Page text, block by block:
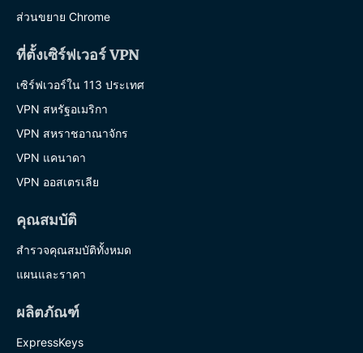
ส่วนขยาย Chrome
ที่ตั้งเซิร์ฟเวอร์ VPN
เซิร์ฟเวอร์ใน 113 ประเทศ
VPN สหรัฐอเมริกา
VPN สหราชอาณาจักร
VPN แคนาดา
VPN ออสเตรเลีย
คุณสมบัติ
สำรวจคุณสมบัติทั้งหมด
แผนและราคา
ผลิตภัณฑ์
ExpressKeys